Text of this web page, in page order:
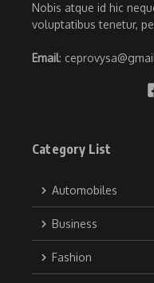
Nobis atque id hic
voluptatibus tenetur,
Email:
Category List
Automobiles
Business
Fashion